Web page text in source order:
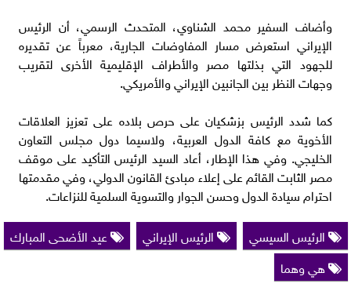
وأضاف السفير محمد الشناوي، المتحدث الرسمي، أن الرئيس
الإيراني استعرض مسار المفاوضات الجارية، معرباً عن تقديره
للجهود التي بذلتها مصر والأطراف الإقليمية الأخرى لتقريب
وجهات النظر بين الجانبين الإيراني والأمريكي.
كما شدد الرئيس بزشكيان على حرص بلاده على تعزيز العلاقات
الأخوية مع كافة الدول العربية، ولاسيما دول مجلس التعاون
الخليجي. وفي هذا الإطار، أعاد السيد الرئيس التأكيد على موقف
مصر الثابت القائم على إعلاء مبادئ القانون الدولي، وفي مقدمتها
احترام سيادة الدول وحسن الجوار والتسوية السلمية للنزاعات.
الرئيس السيسي
الرئيس الإيراني
عيد الأضحى المبارك
هي وهما